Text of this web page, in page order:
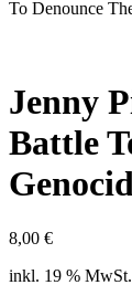
To Denounce
Jenny
Battle
8,00 €
inkl. 19 % MwSt.